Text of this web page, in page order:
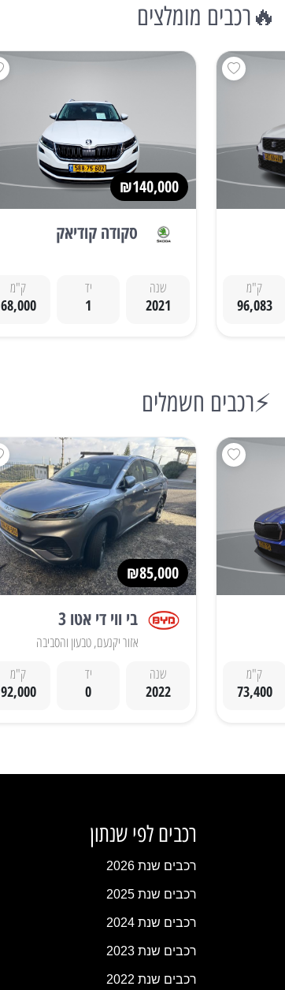
🔥רכבים מומלצים
ק"מ
96,083
₪140,000
סקודה קודיאק
שנה
2021
יד
1
ק"מ
68,000
⚡רכבים חשמלים
ק"מ
73,400
₪85,000
בי ווי די אטו 3
אזור יקנעם, טבעון והסביבה
שנה
2022
יד
0
ק"מ
92,000
רכבים לפי שנתון
רכבים שנת 2026
רכבים שנת 2025
רכבים שנת 2024
רכבים שנת 2023
רכבים שנת 2022